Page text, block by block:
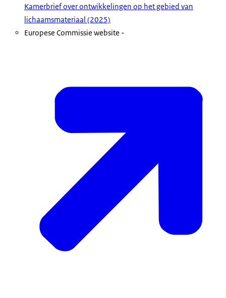
Kamerbrief over ontwikkelingen op het gebied van
lichaamsmateriaal (2025)
Europese Commissie website -